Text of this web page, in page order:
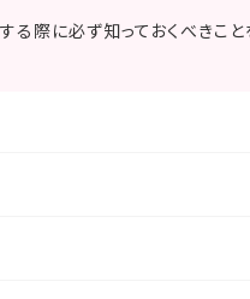
る際に必ず知っておくべきこと